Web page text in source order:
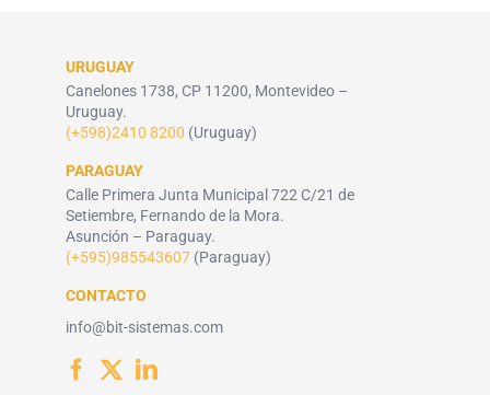
URUGUAY
Canelones 1738, CP 11200, Montevideo –
Uruguay.
(+598)2410 8200 (Uruguay)
PARAGUAY
Calle Primera Junta Municipal 722 C/21 de
Setiembre, Fernando de la Mora.
Asunción – Paraguay.
(+595)985543607 (Paraguay)
CONTACTO
info@bit-sistemas.com